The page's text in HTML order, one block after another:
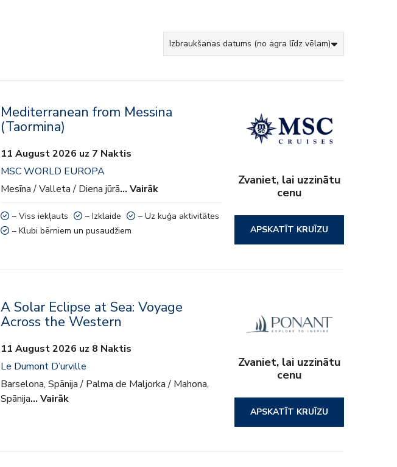
Mediterranean from Messina
(Taormina)
11 August 2026 uz 7 Naktis
MSC WORLD EUROPA
Mesīna / Valleta / Diena jūrā… Vairāk
– Viss iekļauts – Izklaide
– Uz kuģa aktivitātes
– Klubi bērniem un pusaudžiem
Zvaniet, lai uzzinātu
cenu
APSKATĪT KRUĪZU
A Solar Eclipse at Sea: Voyage
Across the Western
11 August 2026 uz 8 Naktis
Le Dumont D’urville
Barselona, Spānija / Palma de Maljorka / Mahona,
Spānija… Vairāk
Zvaniet, lai uzzinātu
cenu
APSKATĪT KRUĪZU